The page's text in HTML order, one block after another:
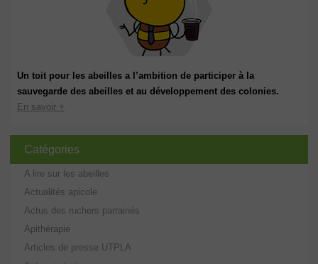
Un toit pour les abeilles a l’ambition de participer à la
sauvegarde des abeilles et au développement des colonies.
En savoir +
Catégories
A lire sur les abeilles
Actualités apicole
Actus des ruchers parrainés
Apithérapie
Articles de presse UTPLA